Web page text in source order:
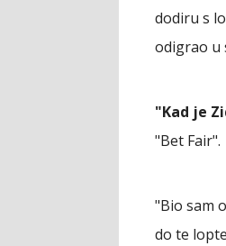
dodiru s
odigrao u
"Kad je
"Bet Fair".
"Bio sam
do te